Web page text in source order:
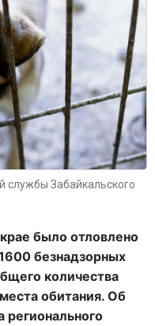
службы Забайкальского
было отловлено
безнадзорных
количества
обитания. Об